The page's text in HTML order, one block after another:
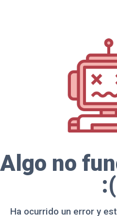
Algo no
:(
Ha ocurrido un error y